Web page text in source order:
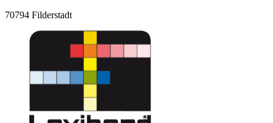
70794 Filderstadt